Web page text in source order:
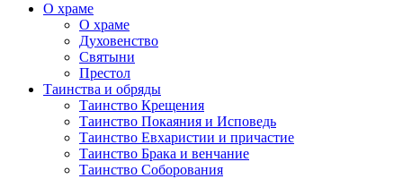
О храме
О храме
Духовенство
Святыни
Престол
Таинства и обряды
Таинство Крещения
Таинство Покаяния и Исповедь
Таинство Евхаристии и причастие
Таинство Брака и венчание
Таинство Соборования